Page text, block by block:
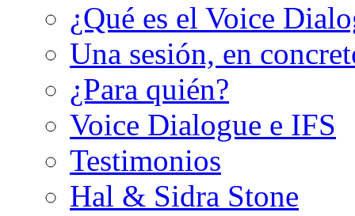
¿Qué es el Voice
Una sesión, en
¿Para quién?
Voice Dialogue e IFS
Testimonios
Hal & Sidra Stone